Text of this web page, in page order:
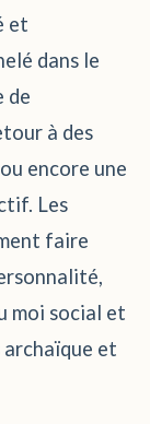
et
dans le
de
à des
encore une
Les
faire
moi social et
et